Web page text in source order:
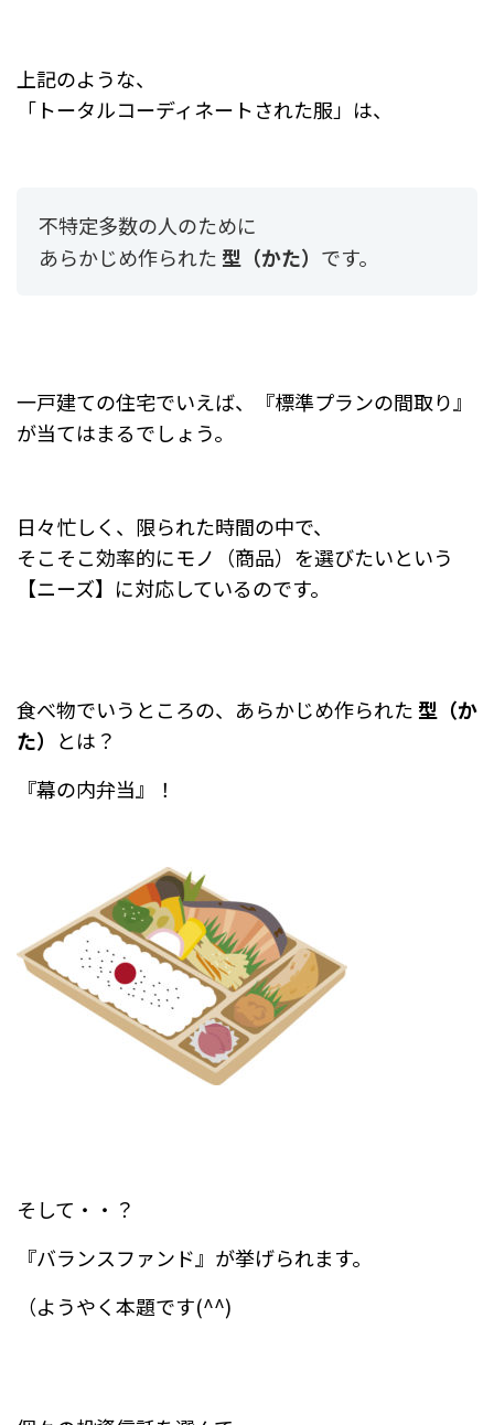
上記のような、
「トータルコーディネートされた服」は、
不特定多数の人のために
あらかじめ作られた 型（かた） です。
一戸建ての住宅でいえば、『標準プランの間取り』
が当てはまるでしょう。
日々忙しく、限られた時間の中で、
そこそこ効率的にモノ（商品）を選びたいという
【ニーズ】に対応しているのです。
食べ物でいうところの、あらかじめ作られた 型（か
た） とは？
『幕の内弁当』！
そして・・？
『バランスファンド』が挙げられます。
（ようやく本題です(^^)